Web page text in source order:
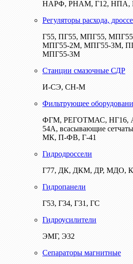
НАРФ, РНАМ, Г12, НПА,
Регуляторы расхода,
Г55, ПГ55, МПГ55,
МПГ55-2М, МПГ55-3М,
МПГ55-3М
Станции смазочные СДР
И-СЭ, СН-М
Фильтрующее
ФГМ, РЕГОТМАС, НГ16,
54А, всасывающие
МК, П-ФВ, Г-41
Гидродроссели
Г77, ДК, ДКМ, ДР,
Гидропанели
Г53, Г34, Г31, ГС
Гидроусилители
ЭМГ, Э32
Сепараторы магнитные